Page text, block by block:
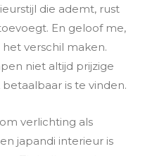
die ademt, rust
En geloof me,
verschil maken.
niet altijd prijzige
is te vinden.
verlichting als
japandi interieur is